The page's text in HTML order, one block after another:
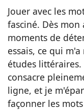
Jouer avec les
fasciné. Dès mon
moments de
essais, ce qui
études
consacre
ligne, et je
façonner les